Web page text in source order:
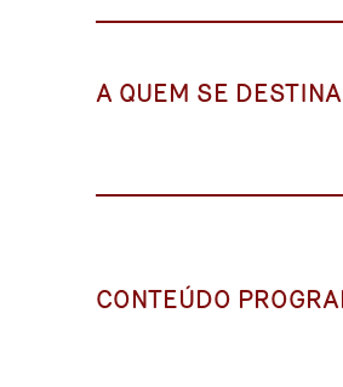
A QUEM SE DESTINA
CONTEÚDO